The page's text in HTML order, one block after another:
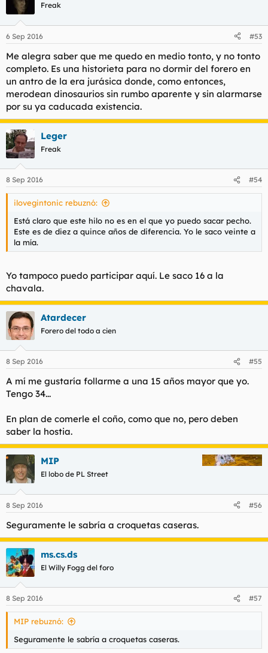
Freak
6 Sep 2016 #53
Me alegra saber que me quedo en medio tonto, y no tonto
completo. Es una historieta para no dormir del forero en
un antro de la era jurásica donde, como entonces,
merodean dinosaurios sin rumbo aparente y sin alarmarse
por su ya caducada existencia.
Leger
Freak
8 Sep 2016 #54
ilovegintonic rebuznó:
Está claro que este hilo no es en el que yo puedo sacar pecho.
Este es de diez a quince años de diferencia. Yo le saco veinte a
la mía.
Yo tampoco puedo participar aquí. Le saco 16 a la
chavala.
Atardecer
Forero del todo a cien
8 Sep 2016 #55
A mí me gustaría follarme a una 15 años mayor que yo.
Tengo 34...
En plan de comerle el coño, como que no, pero deben
saber la hostia.
MIP
El lobo de PL Street
8 Sep 2016 #56
Seguramente le sabría a croquetas caseras.
ms.cs.ds
El Willy Fogg del foro
8 Sep 2016 #57
MIP rebuznó:
Seguramente le sabría a croquetas caseras.